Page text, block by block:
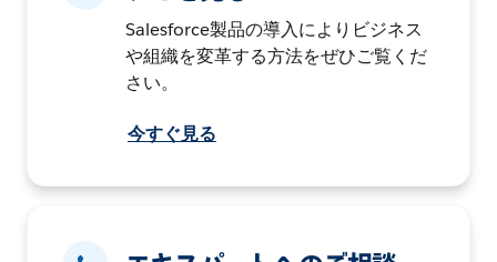
Salesforce製品の導入によりビジネス
や組織を変革する方法をぜひご覧くだ
さい。
今すぐ見る